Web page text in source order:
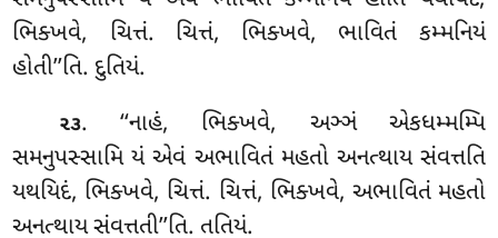
ભિક્ખવે, ચિત્તં. ચિત્તં, ભિક્ખવે, ભાવિતં કમ્મનિયં
હોતી’’તિ. દુતિયં.
૨૩. ‘‘નાહં, ભિક્ખવે, અઞ્ઞં એકધમ્મમ્પિ
સમનુપસ્સામિ યં એવં અભાવિતં મહતો અનત્થાય સંવત્તતિ
યથયિદં, ભિક્ખવે, ચિત્તં. ચિત્તં, ભિક્ખવે, અભાવિતં મહતો
અનત્થાય સંવત્તતી’’તિ. તતિયં.